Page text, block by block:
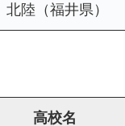
北陸（福井県）
高校名